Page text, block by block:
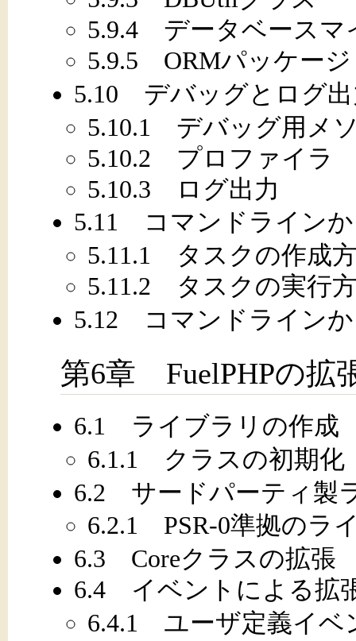
5.9.4 データベースマ
5.9.5 ORMパッケージ
5.10 デバッグとログ
5.10.1 デバッグ用メ
5.10.2 プロファイラ
5.10.3 ログ出力
5.11 コマンドライン
5.11.1 タスクの作成
5.11.2 タスクの実行
5.12 コマンドライン
第6章 FuelPHPの拡
6.1 ライブラリの作成
6.1.1 クラスの初期化
6.2 サードパーティ製
6.2.1 PSR-0準拠のラ
6.3 Coreクラスの拡張
6.4 イベントによる拡
6.4.1 ユーザ定義イベ